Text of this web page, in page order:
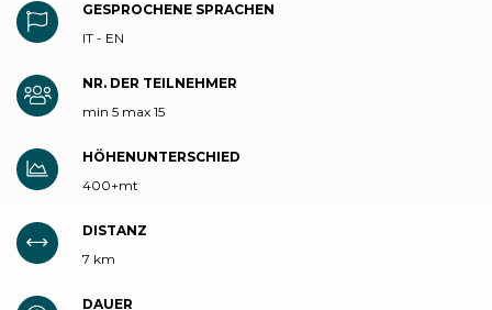
GESPROCHENE SPRACHEN
IT - EN
NR. DER TEILNEHMER
min 5 max 15
HÖHENUNTERSCHIED
400+mt
DISTANZ
7 km
DAUER